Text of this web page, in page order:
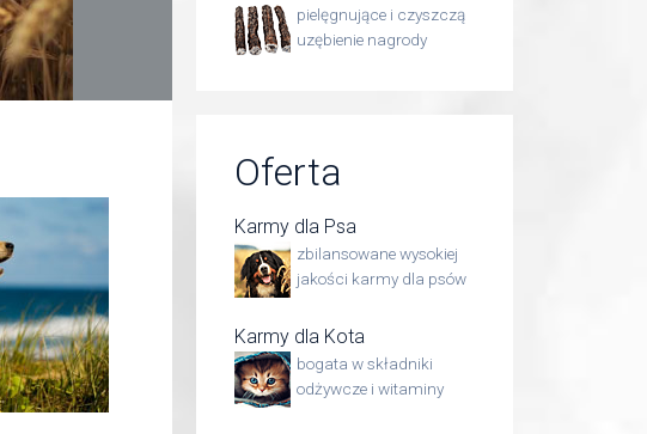
pielęgnujące i czyszczą
uzębienie nagrody
Oferta
Karmy dla Psa
zbilansowane wysokiej
jakości karmy dla psów
Karmy dla Kota
bogata w składniki
odżywcze i witaminy